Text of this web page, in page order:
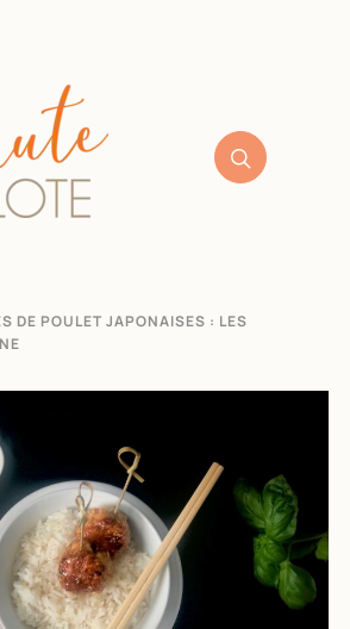
DE POULET JAPONAISES : LES